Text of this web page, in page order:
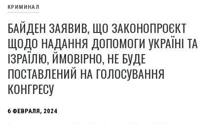
КРИМИНАЛ
БАЙДЕН ЗАЯВИВ, ЩО ЗАКОНОПРОЄКТ
ЩОДО НАДАННЯ ДОПОМОГИ УКРАЇНІ ТА
ІЗРАЇЛЮ, ЙМОВІРНО, НЕ БУДЕ
ПОСТАВЛЕНИЙ НА ГОЛОСУВАННЯ
КОНГРЕСУ
6 ФЕВРАЛЯ, 2024